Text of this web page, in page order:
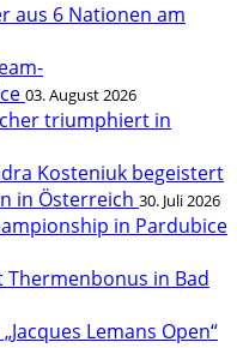
aus 6 Nationen am
03. August 2026
triumphiert in
Kosteniuk begeistert
in Österreich 30. Juli 2026
in Pardubice
Thermenbonus in Bad
Lemans Open“